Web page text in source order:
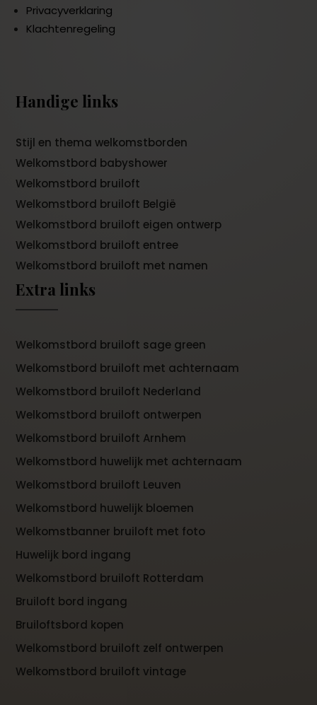
Privacyverklaring
Klachtenregeling
Handige links
Stijl en thema welkomstborden
Welkomstbord babyshower
Welkomstbord bruiloft
Welkomstbord bruiloft België
Welkomstbord bruiloft eigen ontwerp
Welkomstbord bruiloft entree
Welkomstbord bruiloft met namen
Extra links
Welkomstbord bruiloft sage green
Welkomstbord bruiloft met achternaam
Welkomstbord bruiloft Nederland
Welkomstbord bruiloft ontwerpen
Welkomstbord bruiloft Arnhem
Welkomstbord huwelijk met achternaam
Welkomstbord bruiloft Leuven
Welkomstbord huwelijk bloemen
Welkomstbanner bruiloft met foto
Huwelijk bord ingang
Welkomstbord bruiloft Rotterdam
Bruiloft bord ingang
Bruiloftsbord kopen
Welkomstbord bruiloft zelf ontwerpen
Welkomstbord bruiloft vintage